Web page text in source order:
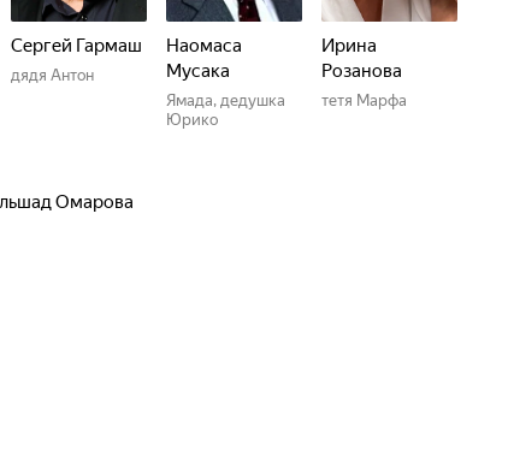
Сергей Гармаш
дядя Антон
Наомаса
Мусака
Ямада, дедушка
Юрико
Ирина
Розанова
тетя Марфа
Омарова